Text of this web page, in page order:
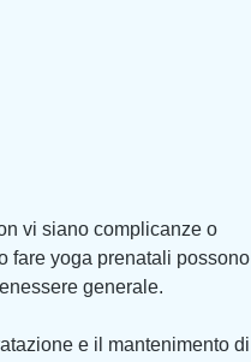
fare yoga prenatali possono
generale.
e il mantenimento di